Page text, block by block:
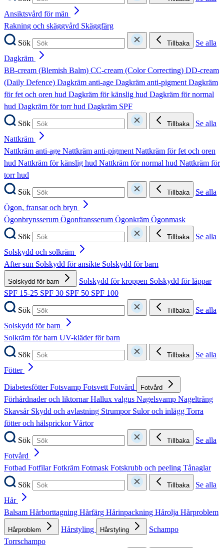
Ansiktsvård för män
Rakning och skäggvård Skäggfärg
Sök
Tillbaka
Se alla
Dagkräm
BB-cream (Blemish Balm) CC-cream (Color Correcting) DD-cream
(Daily Defence) Dagkräm anti-age Dagkräm anti-pigmentDagkräm
för fet och oren hud Dagkräm för känslig hud Dagkräm för normal
hud Dagkräm för torr hud Dagkräm SPF
Sök
Tillbaka
Se alla
Nattkräm
Nattkräm anti-age Nattkräm anti-pigmentNattkräm för fet och oren
hud Nattkräm för känslig hud Nattkräm för normal hud Nattkräm för
torr hud
Sök
Tillbaka
Se alla
Ögon, fransar och bryn
Ögonbrynsserum Ögonfransserum Ögonkräm Ögonmask
Sök
Tillbaka
Se alla
Solskydd och solkräm
After sun Solskydd för ansikte Solskydd för barn
Solskydd för barn Solskydd för kroppen Solskydd för läppar
SPF 15-25 SPF 30 SPF 50 SPF 100
Sök
Tillbaka
Se alla
Solskydd för barn
Solkräm för barn UV-kläder för barn
Sök
Tillbaka
Se alla
Fötter
DiabetesfötterFotsvamp FotsvettFotvård Fotvård
Förhårdnader och liktornarHallux valgus Nagelsvamp Nageltrång
Skavsår Skydd och avlastning Strumpor Sulor och inlägg Torra
fötter och hälsprickorVårtor
Sök
Tillbaka
Se alla
Fotvård
Fotbad FotfilarFotkräm Fotmask Fotskrubb och peeling Tånaglar
Sök
Tillbaka
Se alla
Hår
Balsam Hårborttagning Hårfärg Hårinpackning Hårolja Hårproblem
Hårproblem Hårstyling Hårstyling
Schampo
Torrschampo